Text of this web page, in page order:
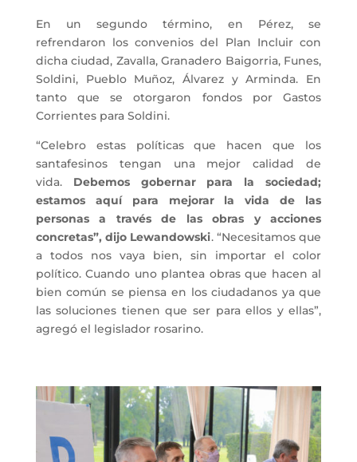
En un segundo término, en Pérez, se
refrendaron los convenios del Plan Incluir con
dicha ciudad, Zavalla, Granadero Baigorria, Funes,
Soldini, Pueblo Muñoz, Álvarez y Arminda. En
tanto que se otorgaron fondos por Gastos
Corrientes para Soldini.
“Celebro estas políticas que hacen que los
santafesinos tengan una mejor calidad de
vida. Debemos gobernar para la sociedad;
estamos aquí para mejorar la vida de las
personas a través de las obras y acciones
concretas”, dijo Lewandowski. “Necesitamos que
a todos nos vaya bien, sin importar el color
político. Cuando uno plantea obras que hacen al
bien común se piensa en los ciudadanos ya que
las soluciones tienen que ser para ellos y ellas”,
agregó el legislador rosarino.